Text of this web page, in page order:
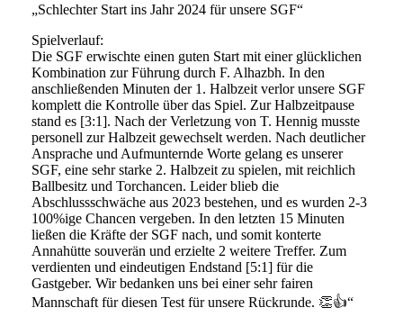
„Schlechter Start ins Jahr 2024 für unsere SGF“
Spielverlauf:
Die SGF erwischte einen guten Start mit einer glücklichen
Kombination zur Führung durch F. Alhazbh. In den
anschließenden Minuten der 1. Halbzeit verlor unsere SGF
komplett die Kontrolle über das Spiel. Zur Halbzeitpause
stand es [3:1]. Nach der Verletzung von T. Hennig musste
personell zur Halbzeit gewechselt werden. Nach deutlicher
Ansprache und Aufmunternde Worte gelang es unserer
SGF, eine sehr starke 2. Halbzeit zu spielen, mit reichlich
Ballbesitz und Torchancen. Leider blieb die
Abschlussschwäche aus 2023 bestehen, und es wurden 2-3
100%ige Chancen vergeben. In den letzten 15 Minuten
ließen die Kräfte der SGF nach, und somit konterte
Annahütte souverän und erzielte 2 weitere Treffer. Zum
verdienten und eindeutigen Endstand [5:1] für die
Gastgeber. Wir bedanken uns bei einer sehr fairen
Mannschaft für diesen Test für unsere Rückrunde. 👏👍“